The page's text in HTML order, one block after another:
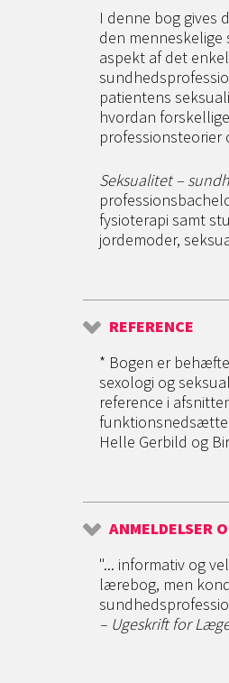
I denne bog gives
den
aspekt af det
patientens
hvordan
professionsteorier
Seksualitet –
fysioterapi samt
jordemoder,
REFERENCE
* Bogen er
sexologi og
reference i
Helle Gerbild og
ANMELDELSER
"... informativ og
lærebog, men
– Ugeskrift for